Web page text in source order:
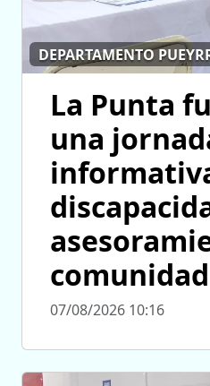
DEPARTAMENTO
La Punta
una
comunidad
07/08/2026 10:16